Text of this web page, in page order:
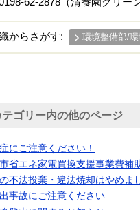
からさがす: 環境整備部/環
テゴリー内の他のページ
にご注意ください！
省エネ家電買換支援事業費補
不法投棄・違法焼却はやめま
事故にご注意ください